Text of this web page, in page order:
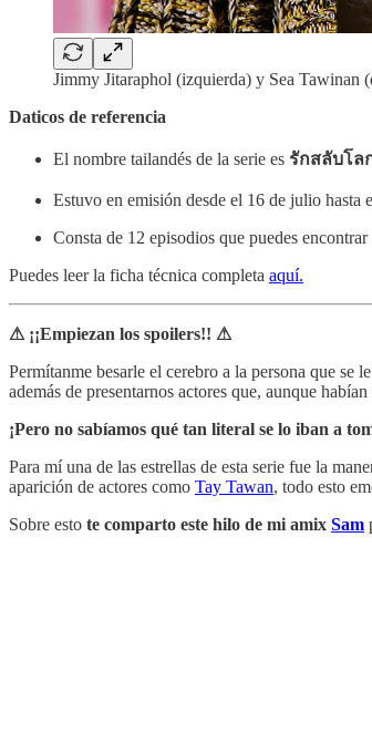
Jimmy Jitaraphol (izquierda) y Sea Tawinan
Daticos de referencia
El nombre tailandés de la serie es รักสลับโล
Estuvo en emisión desde el 16 de julio hasta
Consta de 12 episodios que puedes
Puedes leer la ficha técnica completa aquí.
⚠ ¡¡Empiezan los spoilers!! ⚠
Permítanme besarle el cerebro a la persona que se
además de presentarnos actores que, aunque
¡Pero no sabíamos qué tan literal se lo iban a
Para mí una de las estrellas de esta serie fue la
aparición de actores como Tay Tawan, todo esto
Sobre esto te comparto este hilo de mi amix Sam